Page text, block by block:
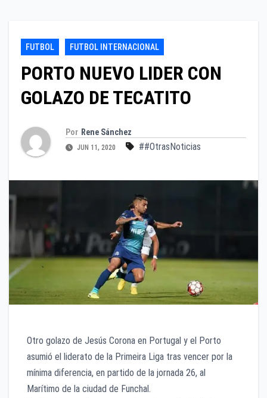
FUTBOL FUTBOL INTERNACIONAL
PORTO NUEVO LIDER CON
GOLAZO DE TECATITO
Por Rene Sánchez
JUN 11, 2020 ##OtrasNoticias
Otro golazo de Jesús Corona en Portugal y el Porto
asumió el liderato de la Primeira Liga tras vencer por la
mínima diferencia, en partido de la jornada 26, al
Marítimo de la ciudad de Funchal.